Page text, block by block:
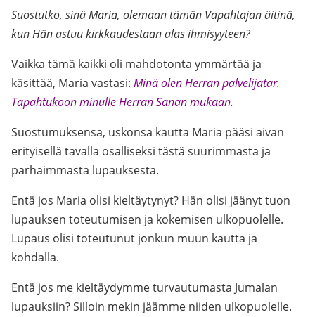
Suostutko, sinä Maria, olemaan tämän Vapahtajan äitinä,
kun Hän astuu kirkkaudestaan alas ihmisyyteen?
Vaikka tämä kaikki oli mahdotonta ymmärtää ja
käsittää, Maria vastasi: Minä olen Herran palvelijatar.
Tapahtukoon minulle Herran Sanan mukaan.
Suostumuksensa, uskonsa kautta Maria pääsi aivan
erityisellä tavalla osalliseksi tästä suurimmasta ja
parhaimmasta lupauksesta.
Entä jos Maria olisi kieltäytynyt? Hän olisi jäänyt tuon
lupauksen toteutumisen ja kokemisen ulkopuolelle.
Lupaus olisi toteutunut jonkun muun kautta ja
kohdalla.
Entä jos me kieltäydymme turvautumasta Jumalan
lupauksiin? Silloin mekin jäämme niiden ulkopuolelle.